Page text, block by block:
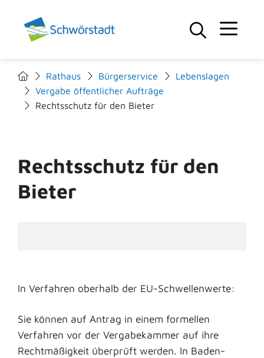
Rathaus Bürgerservice
Lebenslagen
Vergabe öffentlicher Aufträge
Rechtsschutz für den Bieter
Rechtsschutz für den
Bieter
In Verfahren oberhalb der EU-Schwellenwerte:
Sie können auf Antrag in einem formellen
Verfahren vor der Vergabekammer auf ihre
Rechtmäßigkeit überprüft werden. In Baden-